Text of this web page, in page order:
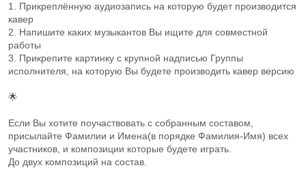
1. Прикреплённую аудиозапись на которую будет производится
кавер
2. Напишите каких музыкантов Вы ищите для совместной
работы
3. Прикрепите картинку с крупной надписью Группы
исполнителя, на которую Вы будете производить кавер версию
🌟
Если Вы хотите поучаствовать с собранным составом,
присылайте Фамилии и Имена(в порядке Фамилия-Имя) всех
участников, и композиции которые будете играть.
До двух композиций на состав.